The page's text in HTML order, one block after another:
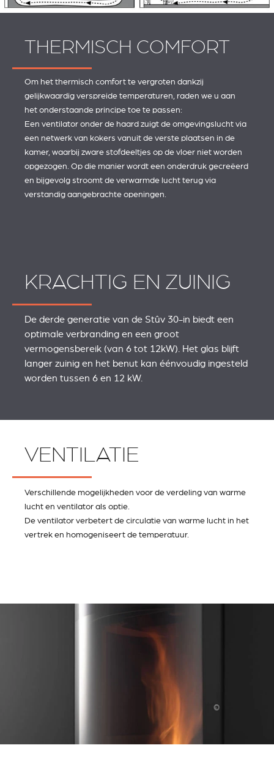
THERMISCH COMFORT
Om het thermisch comfort te vergroten dankzij
gelijkwaardig verspreide temperaturen, raden we u aan
het onderstaande principe toe te passen:
Een ventilator onder de haard zuigt de omgevingslucht via
een netwerk van kokers vanuit de verste plaatsen in de
kamer, waarbij zware stofdeeltjes op de vloer niet worden
opgezogen. Op die manier wordt een onderdruk gecreëerd
en bijgevolg stroomt de verwarmde lucht terug via
verstandig aangebrachte openingen.
KRACHTIG EN ZUINIG
De derde generatie van de Stûv 30-in biedt een
optimale verbranding en een groot
vermogensbereik (van 6 tot 12kW). Het glas blijft
langer zuinig en het benut kan éénvoudig ingesteld
worden tussen 6 en 12 kW.
VENTILATIE
Verschillende mogelijkheden voor de verdeling van warme
lucht en ventilator als optie.
De ventilator verbetert de circulatie van warme lucht in het
vertrek en homogeniseert de temperatuur.